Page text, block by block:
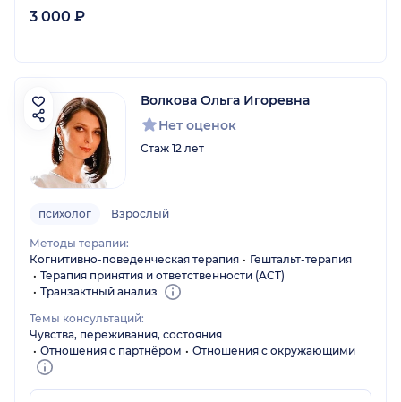
3 000 ₽
Волкова Ольга Игоревна
Нет оценок
Стаж 12 лет
психолог Взрослый
Методы терапии:
Когнитивно-поведенческая терапия
Гештальт-терапия
Терапия принятия и ответственности (ACT)
Транзактный анализ
Темы консультаций:
Чувства, переживания, состояния
Отношения с партнёром
Отношения с окружающими